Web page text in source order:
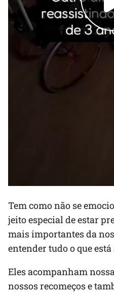
Tem como não se
jeito especial de estar
mais importantes da
entender tudo o que
Eles acompanham
nossos recomeços e